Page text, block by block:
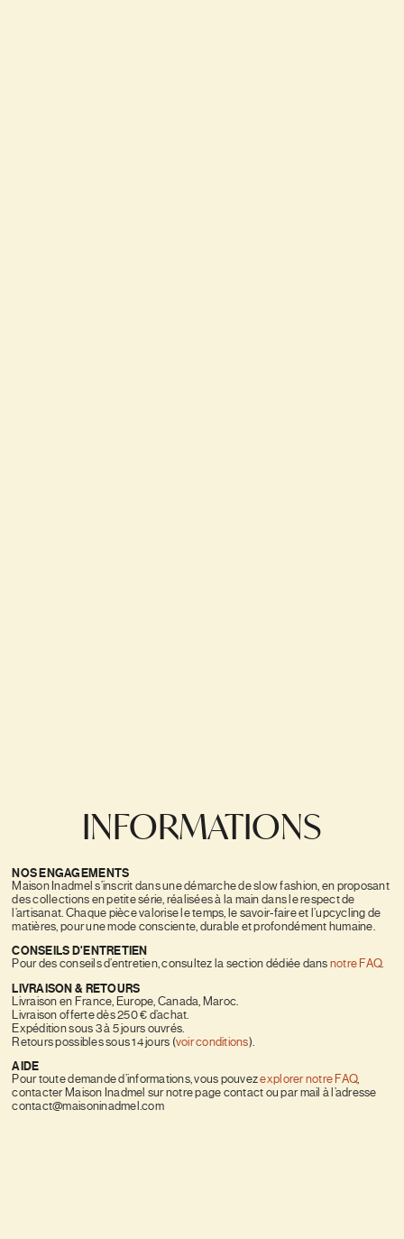
INFORMATIONS
NOS ENGAGEMENTS
Maison Inadmel s’inscrit dans une démarche de slow fashion, en proposant
des collections en petite série, réalisées à la main dans le respect de
l’artisanat. Chaque pièce valorise le temps, le savoir-faire et l’upcycling de
matières, pour une mode consciente, durable et profondément humaine.
CONSEILS D'ENTRETIEN
Pour des conseils d’entretien, consultez la section dédiée dans notre FAQ.
LIVRAISON & RETOURS
Livraison en France, Europe, Canada, Maroc.
Livraison offerte dès 250 € d’achat.
Expédition sous 3 à 5 jours ouvrés.
Retours possibles sous 14 jours (voir conditions).
AIDE
Pour toute demande d’informations, vous pouvezexplorer notre FAQ,
contacter Maison Inadmel sur notre page contact ou par mail à l’adresse
contact@maisoninadmel.com